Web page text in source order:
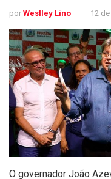
por Weslley Lino 12
O governador João